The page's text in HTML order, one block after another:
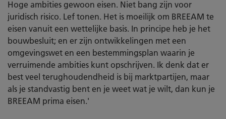
Hoge ambities gewoon eisen. Niet bang zijn voor
juridisch risico. Lef tonen. Het is moeilijk om BREEAM te
eisen vanuit een wettelijke basis. In principe heb je het
bouwbesluit; en er zijn ontwikkelingen met een
omgevingswet en een bestemmingsplan waarin je
verruimende ambities kunt opschrijven. Ik denk dat er
best veel terughoudendheid is bij marktpartijen, maar
als je standvastig bent en je weet wat je wilt, dan kun je
BREEAM prima eisen.'